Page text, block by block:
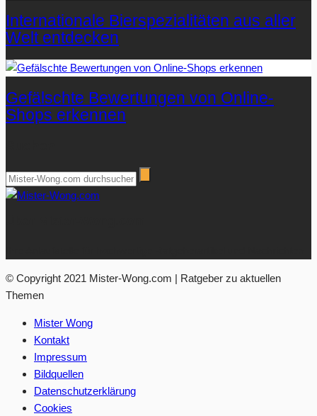
Internationale Bierspezialitäten aus aller
Welt entdecken
Gefälschte Bewertungen von Online-
Shops erkennen
© Copyright 2021 Mister-Wong.com | Ratgeber zu aktuellen
Themen
Mister Wong
Kontakt
Impressum
Bildquellen
Datenschutzerklärung
Cookies